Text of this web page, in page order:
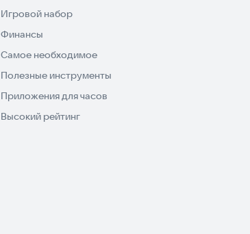
Игровой набор
Финансы
Самое необходимое
Полезные инструменты
Приложения для часов
Высокий рейтинг